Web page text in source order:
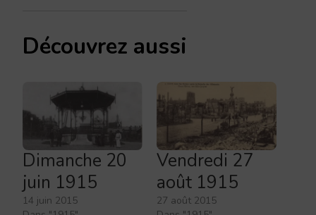
Découvrez aussi
Dimanche 20
juin 1915
14 juin 2015
Vendredi 27
août 1915
27 août 2015